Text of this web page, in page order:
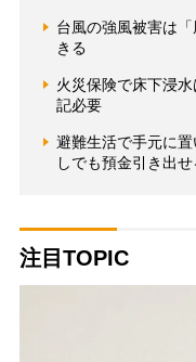
台風の強風被害は
きる
火災保険で床下浸
記必要
避難生活で手元に
しでも預金引き出せ
注目TOPIC